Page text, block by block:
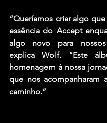
“Queríamos criar algo que
essência do Accept
algo novo para
explica Wolf. “Este
homenagem à nossa
que nos acompanharam
caminho.”